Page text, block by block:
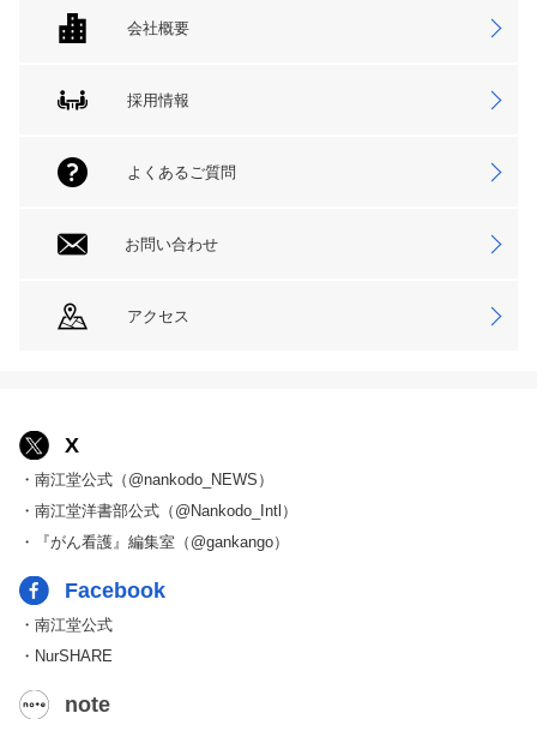
会社概要
採用情報
よくあるご質問
お問い合わせ
アクセス
X
・南江堂公式（@nankodo_NEWS）
・南江堂洋書部公式（@Nankodo_Intl）
・『がん看護』編集室（@gankango）
Facebook
・南江堂公式
・NurSHARE
note